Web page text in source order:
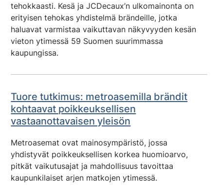
tehokkaasti. Kesä ja JCDecaux’n ulkomainonta on
erityisen tehokas yhdistelmä brändeille, jotka
haluavat varmistaa vaikuttavan näkyvyyden kesän
vieton ytimessä 59 Suomen suurimmassa
kaupungissa.
Tuore tutkimus: metroasemilla brändit
kohtaavat poikkeuksellisen
vastaanottavaisen yleisön
Metroasemat ovat mainosympäristö, jossa
yhdistyvät poikkeuksellisen korkea huomioarvo,
pitkät vaikutusajat ja mahdollisuus tavoittaa
kaupunkilaiset arjen matkojen ytimessä.